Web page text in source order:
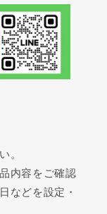
。
内容をご確認
などを設定・